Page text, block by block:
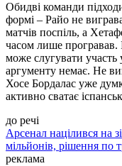
Обидві команди
формі – Райо не
матчів поспіль, а
часом лише
може слугувати участь
аргументу немає. Не
Хосе Бордалас уже
активно сватає
до речі
Арсенал націлився на
мільйонів, рішення по
реклама